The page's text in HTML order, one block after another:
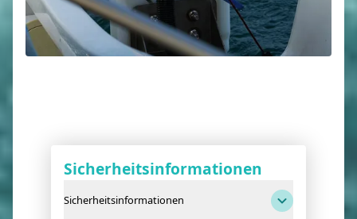
Sicherheitsinformationen
Sicherheitsinformationen